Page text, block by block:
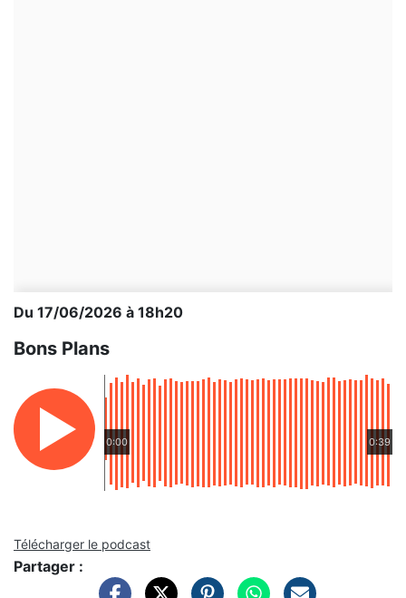
Du 17/06/2026 à 18h20
Bons Plans
0:00 0:39
Télécharger le podcast
Partager :